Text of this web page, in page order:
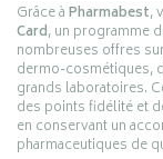
Grâce àPharmabest,
Card, un programme
nombreuses offres
dermo-cosmétiques,
grands laboratoires.
des points fidélité et
en conservant un
pharmaceutiques de